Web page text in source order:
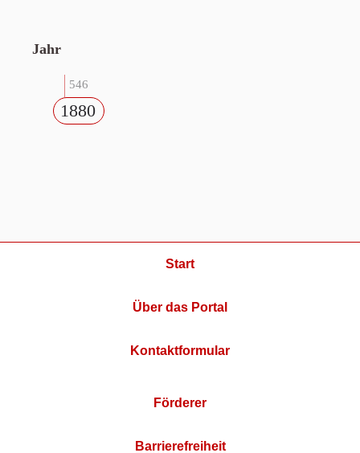
Jahr
546
1880
Start
Über das Portal
Kontaktformular
Förderer
Barrierefreiheit